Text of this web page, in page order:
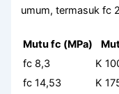
umum, termasuk fc
Mutu fc (MPa)
fc 8,3
K
fc 14,53
K